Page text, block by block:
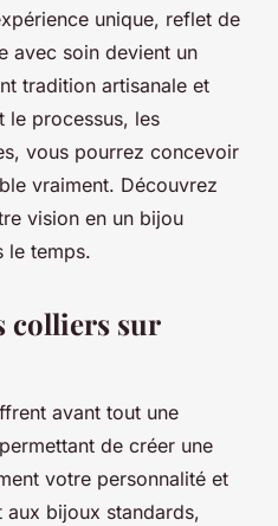
unique, reflet de
avec soin devient un
tradition artisanale et
le processus, les
vous pourrez concevoir
vraiment. Découvrez
vision en un bijou
le temps.
colliers sur
avant tout une
de créer une
votre personnalité et
bijoux standards,